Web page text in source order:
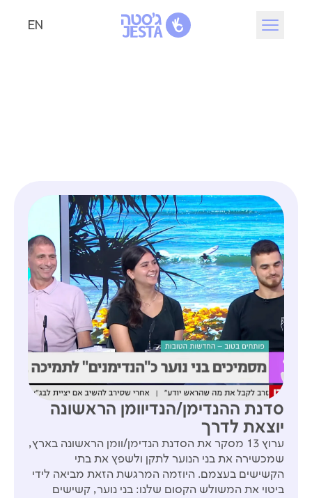
EN
סדנת ההנדימן/הנדיוומן הראשונה
יוצאת לדרך
ערוץ 13 מסקר את הסדנת הנדימן/וומן הראשונה בארץ,
שמכשירה את בני הנוער לתקן ולשפץ את בתי
הקשישים בעצמם. היוזמה המרגשת הזאת מביאה לידי
ביטוי את המשולש הקסום שלנו: בני נוער, קשישים